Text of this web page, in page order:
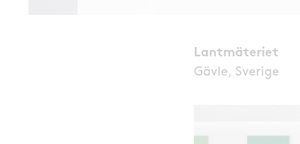
Lantmäteriet
Gävle, Sverige